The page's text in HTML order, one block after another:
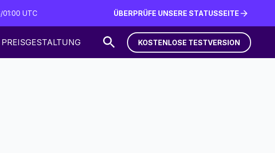
01:00 UTC
ÜBERPRÜFE UNSERE STATUSSEITE
PREISGESTALTUNG
KOSTENLOSE TESTVERSION
KOSTENLOSE TESTVERSION